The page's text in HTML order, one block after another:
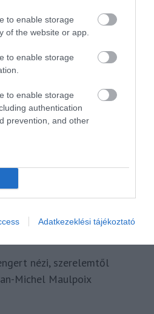
to enable storage
of the website or app.
to enable storage
to enable storage
authentication
prevention, and other
Adatkezeklési tájékoztató
Megosztás
az aznapi friss cikkeket!
FEJLESZTÉS FÜRDŐ
nézi, szerelemtől
Michel Maulpoix